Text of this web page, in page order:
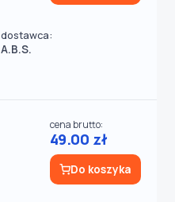
dostawca:
A.B.S.
cena brutto:
49.00 zł
Do koszyka